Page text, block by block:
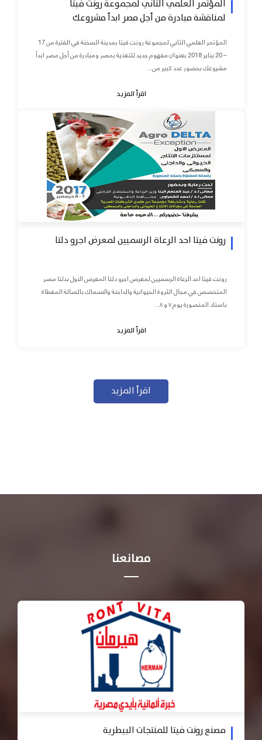
المؤتمر العلمي الثاني لمجموعة رونت فيتا
لمناقشة مبادرة من أجل مصر ابدأ مشروعك
المؤتمر العلمي الثاني لمجموعة رونت فيتا بمدينة السخنة في الفترة من 17
– 20 يناير 2018 بعنوان مفهوم جديد للتغذية بمصر ومبادرة من أجل مصر ابدأ
مشروعك بحضور عدد كبير من...
اقرأ المزيد
رونت فيتا احد الرعاة الرسميين لمعرض اجرو دلتا
رونت فيتا احد الرعاة الرسميين لمعرض اجرو دلتا المعرض الاول بدلتا مصر
المتخصص في مجال الثروة الحيوانية والداجنة والاسماك بالصالة المغطاة
باستاد المنصورة يوم ٧ و ٨...
اقرأ المزيد
اقرأ المزيد
مصانعنا
مصنع رونت فيتا للمنتجات البيطرية